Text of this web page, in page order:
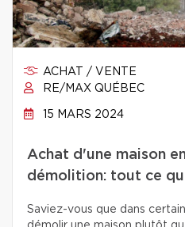
ACHAT / VENTE
RE/MAX QUÉBEC
15 MARS 2024
Achat d'une maison
démolition: tout ce
Saviez-vous que dans